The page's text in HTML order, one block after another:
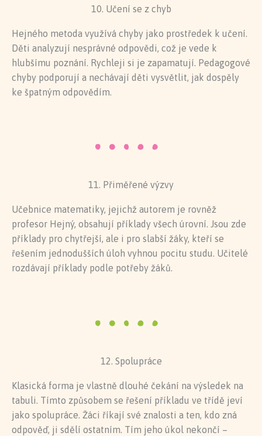
10. Učení se z chyb
Hejného metoda využívá chyby jako prostředek k učení.
Děti analyzují nesprávné odpovědi, což je vede k
hlubšímu poznání. Rychleji si je zapamatují. Pedagogové
chyby podporují a nechávají děti vysvětlit, jak dospěly
ke špatným odpovědím.
11. Přiměřené výzvy
Učebnice matematiky, jejichž autorem je rovněž
profesor Hejný, obsahují příklady všech úrovní. Jsou zde
příklady pro chytřejší, ale i pro slabší žáky, kteří se
řešením jednodušších úloh vyhnou pocitu studu. Učitelé
rozdávají příklady podle potřeby žáků.
12. Spolupráce
Klasická forma je vlastně dlouhé čekání na výsledek na
tabuli. Tímto způsobem se řešení příkladu ve třídě jeví
jako spolupráce. Žáci říkají své znalosti a ten, kdo zná
odpověď, ji sdělí ostatním. Tím jeho úkol nekončí –